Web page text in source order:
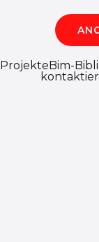
ProjekteBim-